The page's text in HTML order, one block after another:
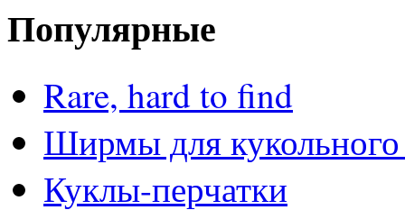
Популярные
Rare, hard to find
Ширмы для кукольного
Куклы-перчатки